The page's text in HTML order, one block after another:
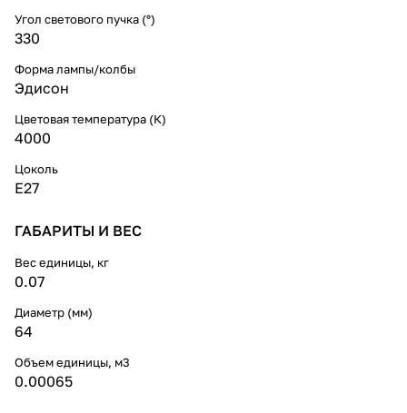
Угол светового пучка (°)
330
Форма лампы/колбы
Эдисон
Цветовая температура (К)
4000
Цоколь
E27
ГАБАРИТЫ И ВЕС
Вес единицы, кг
0.07
Диаметр (мм)
64
Объем единицы, м3
0.00065